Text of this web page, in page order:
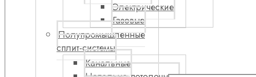
Электрические
Газовые
Полупромышленные
сплит-системы
Канальные